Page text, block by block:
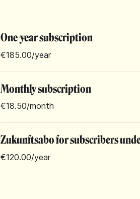
One-year subscription
€185.00/year
Monthly subscription
€18.50/month
Zukunftsabo for subscribers
€120.00/year